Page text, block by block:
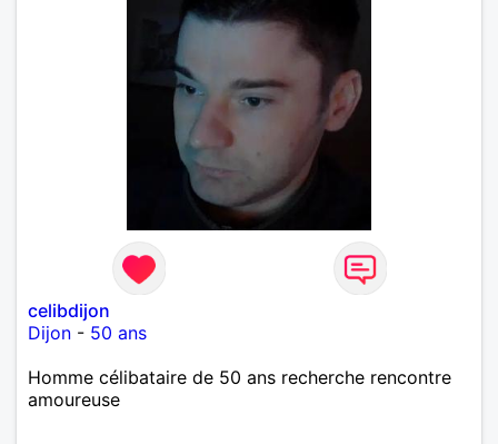
celibdijon
Dijon - 50 ans
Homme célibataire de 50 ans recherche rencontre
amoureuse